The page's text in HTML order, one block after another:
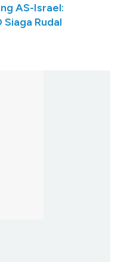
AS-Israel:
Rudal